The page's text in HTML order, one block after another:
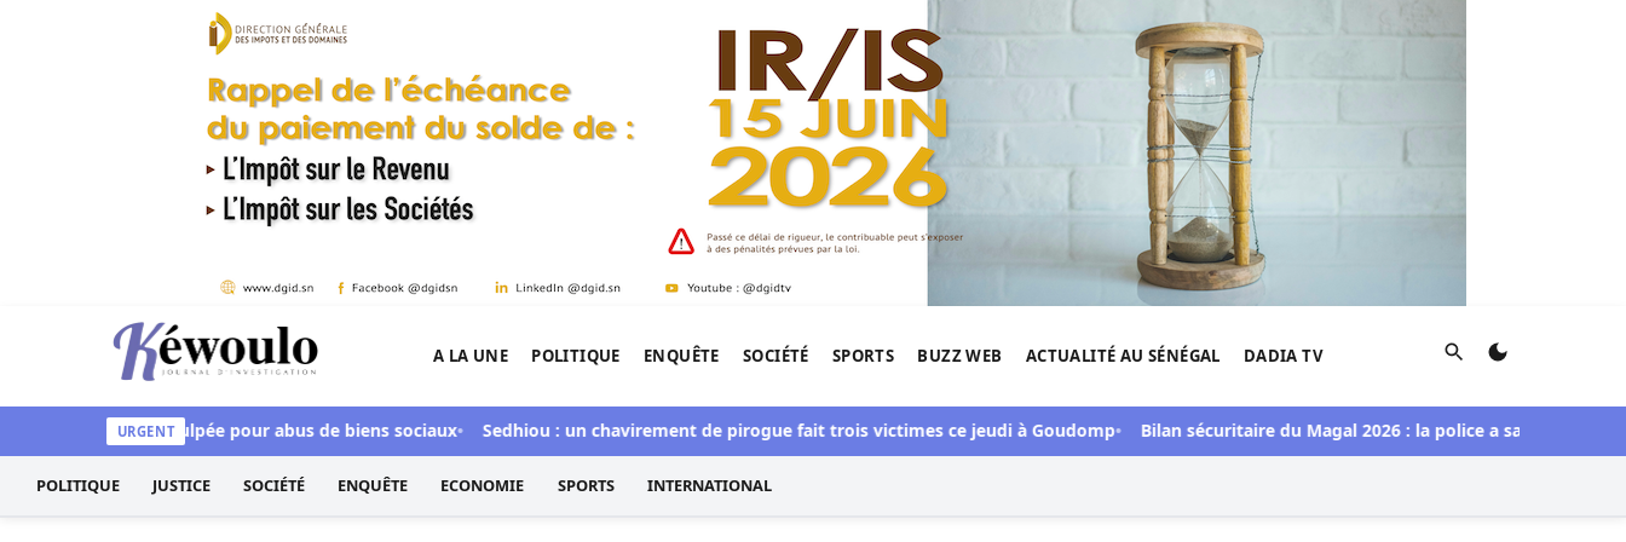
Aller au contenu
Kéwoulo, le premier site d'information et d'investigation de l'Afrique.
A LA UNE POLITIQUE ENQUÊTE SOCIÉTÉ SPORTS BUZZ WEB ACTUALITÉ AU SÉNÉGAL DADIA TV Rechercher
URGENT
Aby Ndour inculpée pour abus de biens sociaux Sedhiou : un chavirement de pirogue fait trois victimes ce jeudi à Goudomp Bilan sécuritaire du Magal 2026 : la police a saisi une
POLITIQUE JUSTICE SOCIÉTÉ ENQUÊTE ECONOMIE SPORTS INTERNATIONAL